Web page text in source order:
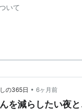
いて
の365日 • 6ヶ月前
を減らしたい夜